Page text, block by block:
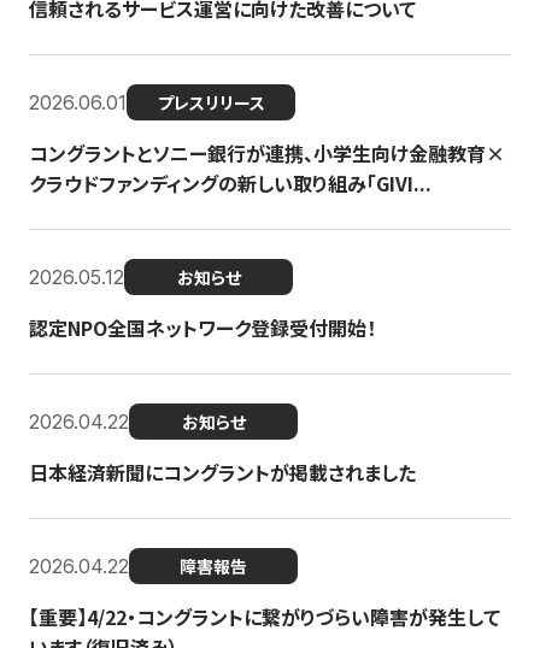
信頼されるサービス運営に向けた改善について
2026.06.01 プレスリリース
コングラントとソニー銀行が連携、小学生向け金融教育×
クラウドファンディングの新しい取り組み「GIVI...
2026.05.12 お知らせ
認定NPO全国ネットワーク登録受付開始！
2026.04.22 お知らせ
日本経済新聞にコングラントが掲載されました
2026.04.22 障害報告
【重要】4/22・コングラントに繋がりづらい障害が発生して